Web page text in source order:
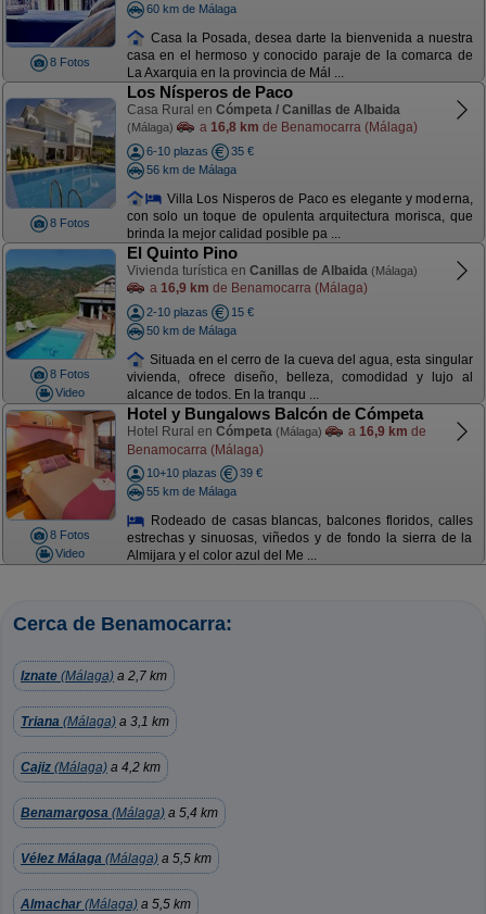
8 Fotos
60 km de Málaga
Casa la Posada, desea darte la bienvenida a nuestra
casa en el hermoso y conocido paraje de la comarca de
La Axarquia en la provincia de Mál ...
8 Fotos
Los Nísperos de Paco
Casa Rural en Cómpeta / Canillas de Albaida
(Málaga) a 16,8 km de Benamocarra (Málaga)
6-10 plazas
35 €
56 km de Málaga
Villa Los Nisperos de Paco es elegante y moderna,
con solo un toque de opulenta arquitectura morisca, que
brinda la mejor calidad posible pa ...
8 Fotos
Video
El Quinto Pino
Vivienda turística en Canillas de Albaida (Málaga)
a 16,9 km de Benamocarra (Málaga)
2-10 plazas
15 €
50 km de Málaga
Situada en el cerro de la cueva del agua, esta singular
vivienda, ofrece diseño, belleza, comodidad y lujo al
alcance de todos. En la tranqu ...
8 Fotos
Video
Hotel y Bungalows Balcón de Cómpeta
Hotel Rural en Cómpeta (Málaga) a 16,9 km de
Benamocarra (Málaga)
10+10 plazas
39 €
55 km de Málaga
Rodeado de casas blancas, balcones floridos, calles
estrechas y sinuosas, viñedos y de fondo la sierra de la
Almijara y el color azul del Me ...
Cerca de Benamocarra:
Iznate (Málaga) a 2,7 km
Triana (Málaga) a 3,1 km
Cajiz (Málaga) a 4,2 km
Benamargosa (Málaga) a 5,4 km
Vélez Málaga (Málaga) a 5,5 km
Almachar (Málaga) a 5,5 km